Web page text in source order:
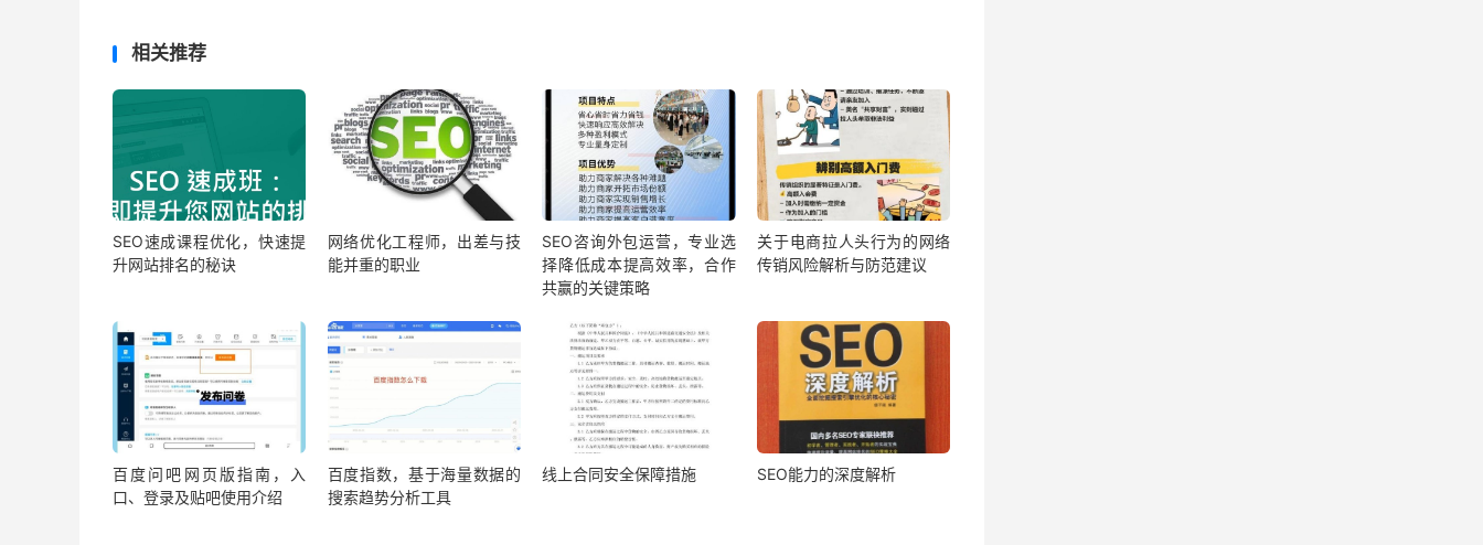
相关推荐
SEO速成课程优化，快速提
升网站排名的秘诀
网络优化工程师，出差与技
能并重的职业
SEO咨询外包运营，专业选
择降低成本提高效率，合作
共赢的关键策略
关于电商拉人头行为的网络
传销风险解析与防范建议
百度问吧网页版指南，入
口、登录及贴吧使用介绍
百度指数，基于海量数据的
搜索趋势分析工具
线上合同安全保障措施 SEO能力的深度解析